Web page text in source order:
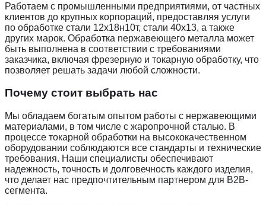
Работаем с промышленными предприятиями, от частных
клиентов до крупных корпораций, предоставляя услуги
по обработке стали 12х18н10т, стали 40х13, а также
других марок. Обработка nержавеющего металла может
быть выполнена в соответствии с требованиями
заказчика, включая фрезерную и токарную обработку, что
позволяет решать задачи любой сложности.
Почему стоит выбрать нас
Мы обладаем богатым опытом работы с нержавеющими
материалами, в том числе с жаропрочной сталью. В
процессе токарной обработки на высококачественном
оборудовании соблюдаются все стандарты и технические
требования. Наши специалисты обеспечивают
надежность, точность и долговечность каждого изделия,
что делает нас предпочтительным партнером для B2B-
сегмента.